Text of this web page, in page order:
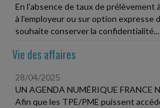
En l'absence de taux de prélèvement
à l'employeur ou sur option expresse
souhaite conserver la confidentialité...
Vie des affaires
28/04/2025
UN AGENDA NUMÉRIQUE FRANCE
Afin que les TPE/PME puissent